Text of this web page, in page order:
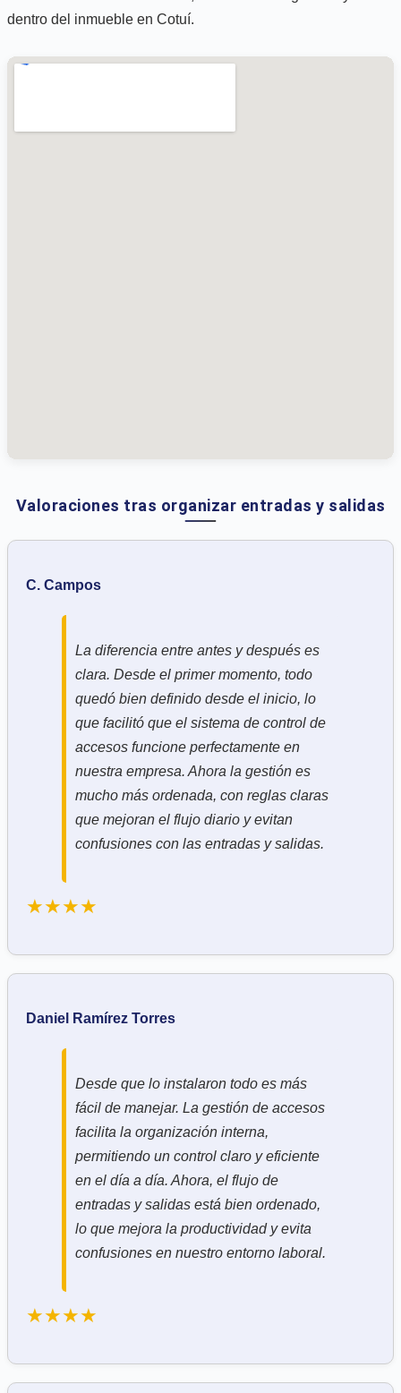
dentro del inmueble en Cotuí.
Valoraciones tras organizar entradas y salidas
C. Campos
La diferencia entre antes y después es
clara. Desde el primer momento, todo
quedó bien definido desde el inicio, lo
que facilitó que el sistema de control de
accesos funcione perfectamente en
nuestra empresa. Ahora la gestión es
mucho más ordenada, con reglas claras
que mejoran el flujo diario y evitan
confusiones con las entradas y salidas.
★★★★
Daniel Ramírez Torres
Desde que lo instalaron todo es más
fácil de manejar. La gestión de accesos
facilita la organización interna,
permitiendo un control claro y eficiente
en el día a día. Ahora, el flujo de
entradas y salidas está bien ordenado,
lo que mejora la productividad y evita
confusiones en nuestro entorno laboral.
★★★★